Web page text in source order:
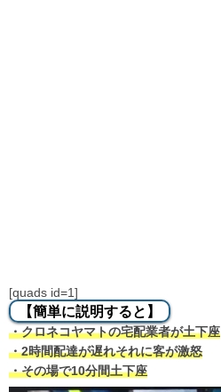
[quads id=1]
【簡単に説明すると】
・クロネコヤマトの宅配業者が土下座
・2時間配達が遅れそれに客が激怒
・その場で10分間土下座